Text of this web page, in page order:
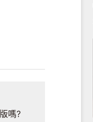
嗎?